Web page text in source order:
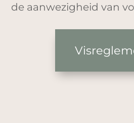
de aanwezigheid van